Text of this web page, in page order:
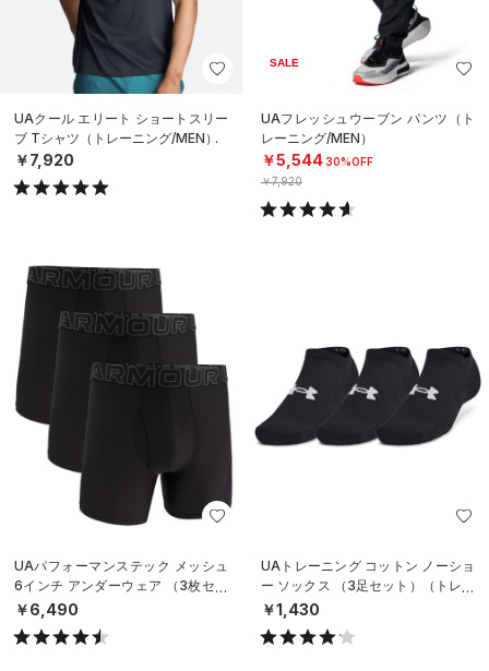
UAクール エリート ショートスリー
ブ Tシャツ（トレーニング/MEN）
￥7,920
SALE
UAフレッシュウーブン パンツ（ト
レーニング/MEN）
￥5,54430%OFF
￥7,920
UAパフォーマンステック メッシュ
6インチ アンダーウェア （3枚セッ
ト）（トレーニング/MEN）
￥6,490
UAトレーニング コットン ノーショ
ー ソックス （3足セット）（トレー
ニング/UNISEX）
￥1,430